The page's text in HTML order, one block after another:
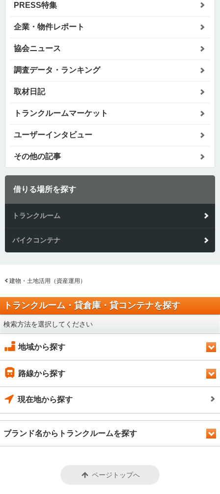
PRESS特集
企業・物件レポート
協会ニュース
調査データ・ランキング
取材日記
トランクルームマーケット
ユーザーインタビュー
その他の記事
借りる場所を探す
トランクルーム
バイクコンテナ
建物・土地活用（資産運用）
トランクルーム・貸倉庫・貸コンテナを探す
検索方法を選択してください
地域から探す
路線から探す
現在地から探す
ブランド名からトランクルームを探す
ページトップへ